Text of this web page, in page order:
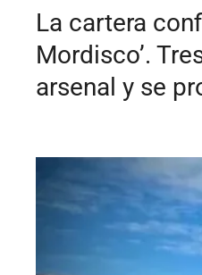
La cartera
Mordisco’.
arsenal y se